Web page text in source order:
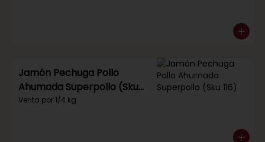
Jamón Pechuga Pollo
Ahumada Superpollo (Sku
116)
Venta por 1/4 kg.